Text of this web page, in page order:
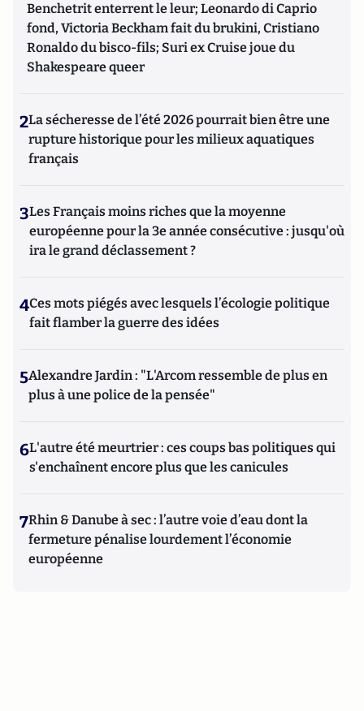
Benchetrit enterrent le leur; Leonardo di Caprio
fond, Victoria Beckham fait du brukini, Cristiano
Ronaldo du bisco-fils; Suri ex Cruise joue du
Shakespeare queer
2La sécheresse de l’été 2026 pourrait bien être une
rupture historique pour les milieux aquatiques
français
3Les Français moins riches que la moyenne
européenne pour la 3e année consécutive : jusqu'où
ira le grand déclassement ?
4Ces mots piégés avec lesquels l’écologie politique
fait flamber la guerre des idées
5Alexandre Jardin : "L'Arcom ressemble de plus en
plus à une police de la pensée"
6L'autre été meurtrier : ces coups bas politiques qui
s'enchaînent encore plus que les canicules
7Rhin & Danube à sec : l’autre voie d’eau dont la
fermeture pénalise lourdement l’économie
européenne